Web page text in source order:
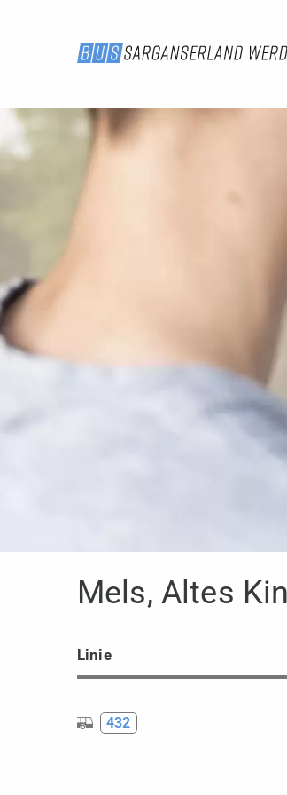
Mels, Altes
Linie
432